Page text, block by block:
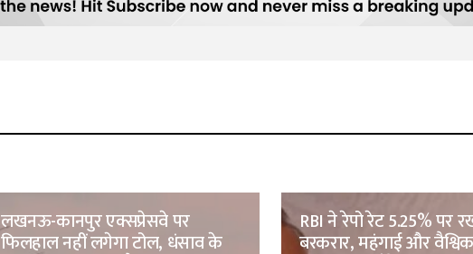
लखनऊ-कानपुर एक्सप्रेसवे पर
फिलहाल नहीं लगेगा टोल, धंसाव के
RBI ने रेपो रेट 5.25% पर
बरकरार, महंगाई और वैश्विक